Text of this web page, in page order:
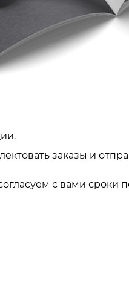
заказы и
с вами сроки